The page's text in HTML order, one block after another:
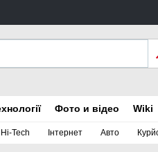
Hi-Tech Інтернет Авто
Фото и відео Wiki